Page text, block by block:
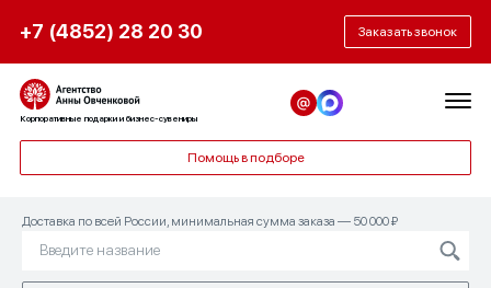
+7 (4852) 28 20 30 Заказать звонок
Корпоративные подарки и бизнес-сувениры
Помощь в подборе
Доставка по всей России, минимальная сумма заказа — 50 000 ₽